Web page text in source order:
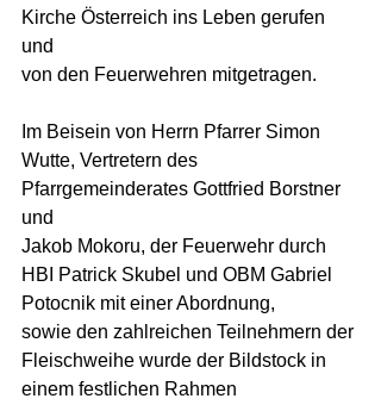
Kirche Österreich ins Leben gerufen
und
von den Feuerwehren mitgetragen.
Im Beisein von Herrn Pfarrer Simon
Wutte, Vertretern des
Pfarrgemeinderates Gottfried Borstner
und
Jakob Mokoru, der Feuerwehr durch
HBI Patrick Skubel und OBM Gabriel
Potocnik mit einer Abordnung,
sowie den zahlreichen Teilnehmern der
Fleischweihe wurde der Bildstock in
einem festlichen Rahmen